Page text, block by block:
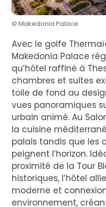
© Makedonia Palace
Avec le golfe
Makedonia Palace
qu’hôtel raffiné à
chambres et suites
toile de fond au
vues panoramiques
urbain animé. Au
la cuisine
palais tandis que les
peignent l’horizon.
proximité de la Tour
historiques, l’hôtel
moderne et
environnement,